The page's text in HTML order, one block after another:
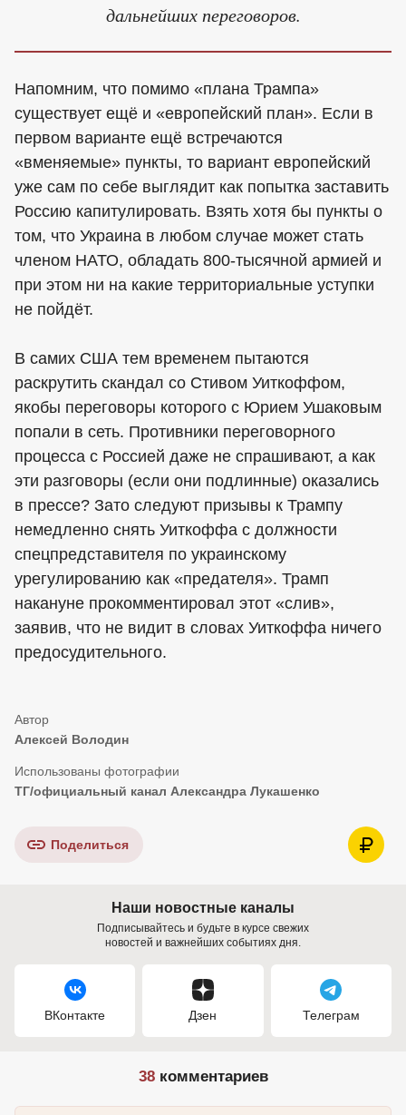
дальнейших переговоров.
Напомним, что помимо «плана Трампа»
существует ещё и «европейский план». Если в
первом варианте ещё встречаются
«вменяемые» пункты, то вариант европейский
уже сам по себе выглядит как попытка заставить
Россию капитулировать. Взять хотя бы пункты о
том, что Украина в любом случае может стать
членом НАТО, обладать 800-тысячной армией и
при этом ни на какие территориальные уступки
не пойдёт.
В самих США тем временем пытаются
раскрутить скандал со Стивом Уиткоффом,
якобы переговоры которого с Юрием Ушаковым
попали в сеть. Противники переговорного
процесса с Россией даже не спрашивают, а как
эти разговоры (если они подлинные) оказались
в прессе? Зато следуют призывы к Трампу
немедленно снять Уиткоффа с должности
спецпредставителя по украинскому
урегулированию как «предателя». Трамп
накануне прокомментировал этот «слив»,
заявив, что не видит в словах Уиткоффа ничего
предосудительного.
Алексей Володин
ТГ/официальный канал Александра Лукашенко
Поделиться
Наши новостные каналы
Подписывайтесь и будьте в курсе свежих
новостей и важнейших событиях дня.
ВКонтакте Дзен Телеграм
38комментариев